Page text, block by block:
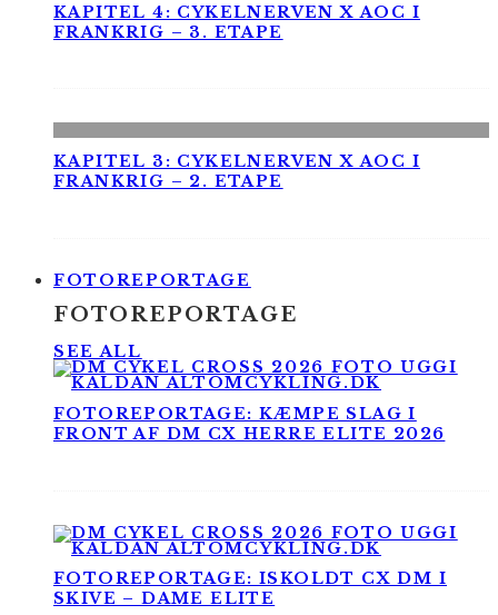
KAPITEL 4: CYKELNERVEN X AOC I
FRANKRIG – 3. ETAPE
KAPITEL 3: CYKELNERVEN X AOC I
FRANKRIG – 2. ETAPE
FOTOREPORTAGE
FOTOREPORTAGE
SEE ALL
FOTOREPORTAGE: KÆMPE SLAG I
FRONT AF DM CX HERRE ELITE 2026
FOTOREPORTAGE: ISKOLDT CX DM I
SKIVE – DAME ELITE